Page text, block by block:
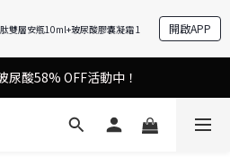
雙層安瓶10ml+玻尿酸膠囊凝霜 1
開啟APP
容儀🌸護膚效果UP！
容儀🌸護膚效果UP！
尿酸58% OFF活動中！
噴即現美白光透肌✨